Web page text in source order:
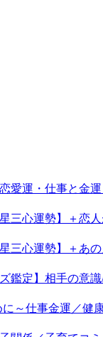
愛運・仕事と金
三心運勢】＋恋
三心運勢】＋あ
鑑定】相手の意
～仕事金運／健